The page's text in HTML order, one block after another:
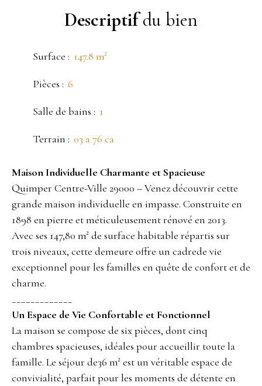
Descriptifdu bien
Surface : 147.8 m²
Pièces : 6
Salle de bains : 1
Terrain : 03 a 76 ca
Maison Individuelle Charmante et Spacieuse
Quimper Centre-Ville 29000 – Venez découvrir cette
grande maison individuelle en impasse. Construite en
1898 en pierre et méticuleusement rénové en 2013.
Avec ses 147,80 m² de surface habitable répartis sur
trois niveaux, cette demeure offre un cadrede vie
exceptionnel pour les familles en quête de confort et de
charme.
Un Espace de Vie Confortable et Fonctionnel
La maison se compose de six pièces, dont cinq
chambres spacieuses, idéales pour accueillir toute la
famille. Le séjour de36 m² est un véritable espace de
convivialité, parfait pour les moments de détente en